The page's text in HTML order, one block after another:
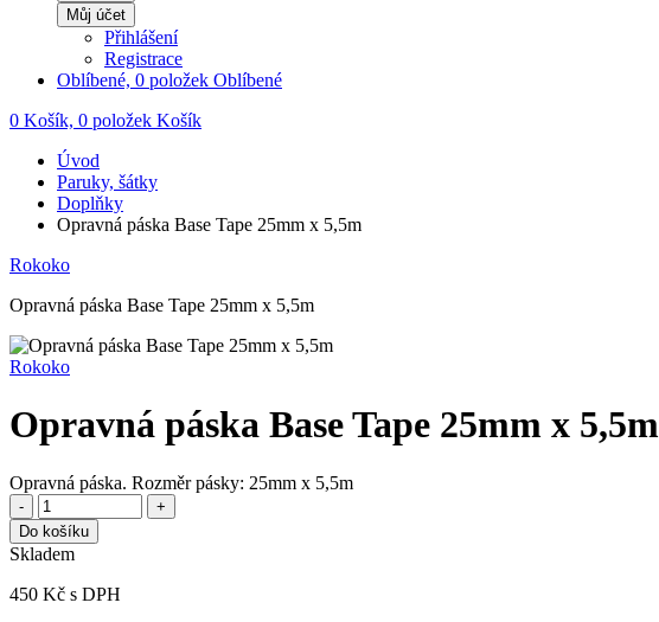
Můj účet
Přihlášení
Registrace
Oblíbené, 0 položek Oblíbené
0 Košík, 0 položek Košík
Úvod
Paruky, šátky
Doplňky
Opravná páska Base Tape 25mm x 5,5m
Rokoko
Opravná páska Base Tape 25mm x 5,5m
Rokoko
Opravná páska Base Tape 25mm x 5,5m
Opravná páska. Rozměr pásky: 25mm x 5,5m
-
+
Do košíku
Skladem
450 Kč s DPH